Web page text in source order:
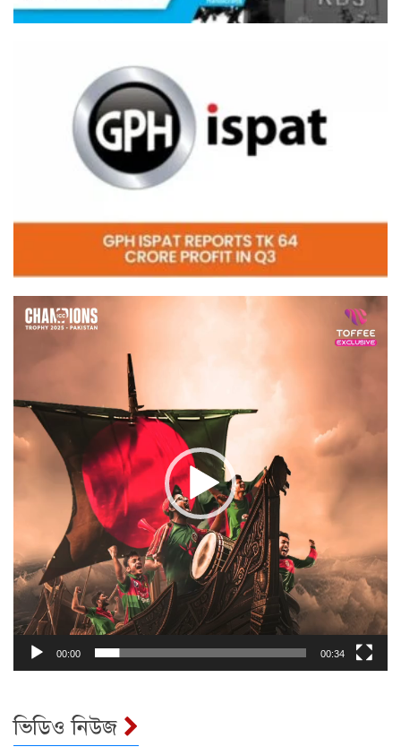
Video
Player
00:00 00:34
ভিডিও নিউজ